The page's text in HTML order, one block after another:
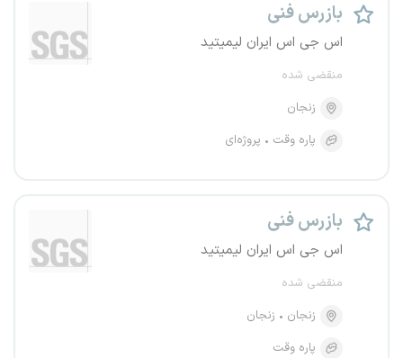
بازرس فنی
اس جی اس ایران لیمیتید
منقضی شده
زنجان
پاره وقت
پروژه‌ای
بازرس فنی
اس جی اس ایران لیمیتید
منقضی شده
زنجان
زنجان
پاره وقت